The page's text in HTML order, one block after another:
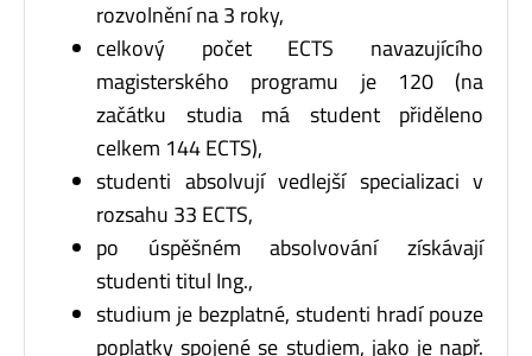
rozvolnění na 3 roky,
celkový počet ECTS navazujícího
magisterského programu je 120 (na
začátku studia má student přiděleno
celkem 144 ECTS),
studenti absolvují vedlejší specializaci v
rozsahu 33 ECTS,
po úspěšném absolvování získávají
studenti titul Ing.,
studium je bezplatné, studenti hradí pouze
poplatky spojené se studiem, jako je např.